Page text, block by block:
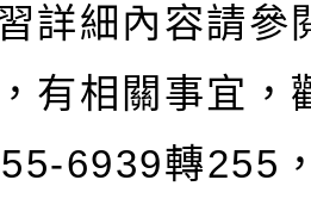
詳細內容請參
有相關事宜，
6939轉255